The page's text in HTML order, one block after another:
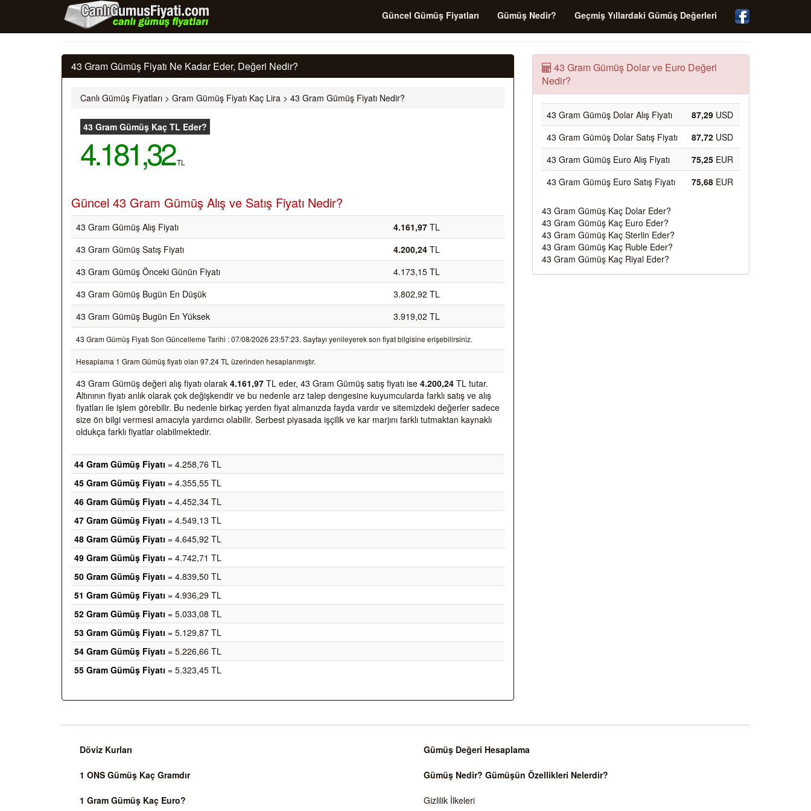
Güncel Gümüş Fiyatları Gümüş Nedir? Geçmiş Yıllardaki Gümüş Değerleri
43 Gram Gümüş Fiyatı Ne Kadar Eder, Değeri Nedir?
Canlı Gümüş Fiyatları > Gram Gümüş Fiyatı Kaç Lira > 43 Gram Gümüş Fiyatı Nedir?
43 Gram Gümüş Kaç TL Eder?
4.181,32 TL
Güncel 43 Gram Gümüş Alış ve Satış Fiyatı Nedir?
43 Gram Gümüş Alış Fiyatı 4.161,97 TL
43 Gram Gümüş Satış Fiyatı
4.200,24 TL
43 Gram Gümüş Önceki Günün Fiyatı
4.173,15 TL
43 Gram Gümüş Bugün En Düşük
3.802,92 TL
43 Gram Gümüş Bugün En Yüksek
3.919,02 TL
43 Gram Gümüş Fiyatı Son Güncelleme Tarihi : 07/08/2026 23:57:23. Sayfayı yenileyerek son fiyat bilgisine erişebilirsiniz.
Hesaplama 1 Gram Gümüş fiyatı olan 97.24 TL üzerinden hesaplanmıştır.
43 Gram Gümüş değeri alış fiyatı olarak 4.161,97 TL eder, 43 Gram Gümüş satış fiyatı ise 4.200,24 TL tutar.
Altınının fiyatı anlık olarak çok değişkendir ve bu nedenle arz talep dengesine kuyumcularda farklı satış ve alış
fiyatları ile işlem görebilir. Bu nedenle birkaç yerden fiyat almanızda fayda vardır ve sitemizdeki değerler sadece
size ön bilgi vermesi amacıyla yardımcı olabilir. Serbest piyasada işçilik ve kar marjını farklı tutmaktan kaynaklı
oldukça farklı fiyatlar olabilmektedir.
44 Gram Gümüş Fiyatı = 4.258,76 TL
45 Gram Gümüş Fiyatı = 4.355,55 TL
46 Gram Gümüş Fiyatı = 4.452,34 TL
47 Gram Gümüş Fiyatı = 4.549,13 TL
48 Gram Gümüş Fiyatı = 4.645,92 TL
49 Gram Gümüş Fiyatı = 4.742,71 TL
50 Gram Gümüş Fiyatı = 4.839,50 TL
51 Gram Gümüş Fiyatı = 4.936,29 TL
52 Gram Gümüş Fiyatı = 5.033,08 TL
53 Gram Gümüş Fiyatı = 5.129,87 TL
54 Gram Gümüş Fiyatı = 5.226,66 TL
55 Gram Gümüş Fiyatı = 5.323,45 TL
43 Gram Gümüş Dolar ve Euro Değeri
Nedir?
43 Gram Gümüş Dolar Alış Fiyatı 87,29 USD
43 Gram Gümüş Dolar Satış Fiyatı
87,72 USD
43 Gram Gümüş Euro Alış Fiyatı
75,25 EUR
43 Gram Gümüş Euro Satış Fiyatı
75,68 EUR
43 Gram Gümüş Kaç Dolar Eder?
43 Gram Gümüş Kaç Euro Eder?
43 Gram Gümüş Kaç Sterlin Eder?
43 Gram Gümüş Kaç Ruble Eder?
43 Gram Gümüş Kaç Riyal Eder?
Döviz Kurları
1 ONS Gümüş Kaç Gramdır
1 Gram Gümüş Kaç Euro?
Gümüş Değeri Hesaplama
Gümüş Nedir? Gümüşün Özellikleri Nelerdir?
Gizlilik İlkeleri